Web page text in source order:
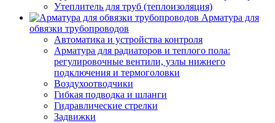
Утеплитель для труб (теплоизоляция)
Арматура для
обвязки трубопроводов
Автоматика и устройства контроля
Арматура для радиаторов и теплого пола:
регулировочные вентили, узлы нижнего
подключения и термоголовки
Воздухоотводчики
Гибкая подводка и шланги
Гидравлические стрелки
Задвижки